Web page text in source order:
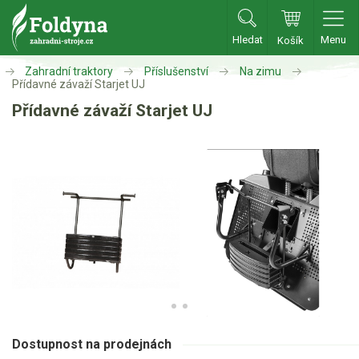
Hledat Košík Menu
Zahradní traktory
Zahradní traktory
Příslušenství
Oleje, maziva
Vozíky
Deflektory
Na zimu
Zahradní traktory Příslušenství
Na zimu
Přídavné závaží Starjet UJ
Přídavné závaží Starjet UJ
Dostupnost na prodejnách